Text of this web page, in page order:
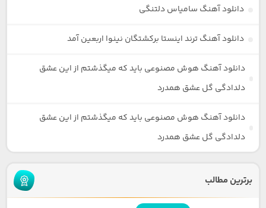
دانلود آهنگ سامیاس دلتنگی
دانلود آهنگ ترند اینستا برکشتگان نینوا اربعین آمد
دانلود آهنگ هوش مصنوعی باید که میگذشتم از این عشق
دلدادگی گل عشق همدرد
دانلود آهنگ هوش مصنوعی باید که میگذشتم از این عشق
دلدادگی گل عشق همدرد
برترین مطالب